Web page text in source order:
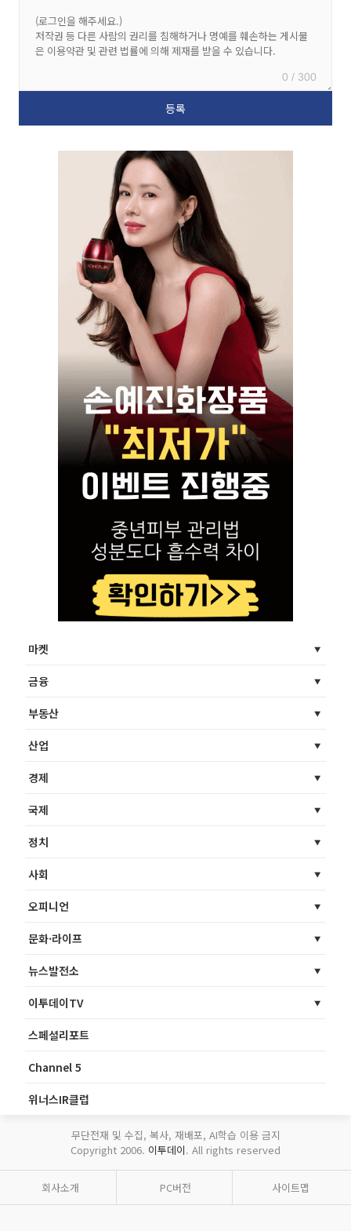
0 / 300
마켓
금융
부동산
산업
경제
국제
정치
사회
오피니언
문화·라이프
뉴스발전소
이투데이TV
스페셜리포트
Channel 5
위너스IR클럽
무단전재 및 수집, 복사, 재배포, AI학습 이용 금지
Copyright 2006. 이투데이. All rights reserved
회사소개 PC버전 사이트맵